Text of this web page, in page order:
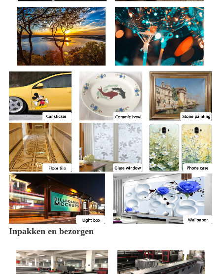
Inpakken en bezorgen